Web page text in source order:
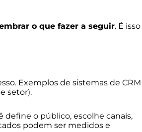
o que fazer a seguir. É isso
Exemplos de sistemas de CRM
setor).
define o público, escolhe canais,
podem ser medidos e